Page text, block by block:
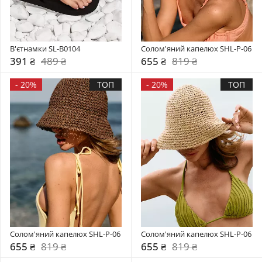
В'єтнамки SL-B0104
391 ₴ 489 ₴
Солом'яний капелюх SHL-P-06
655 ₴ 819 ₴
- 20% ТОП
Солом'яний капелюх SHL-P-06
655 ₴ 819 ₴
- 20% ТОП
Солом'яний капелюх SHL-P-06
655 ₴ 819 ₴